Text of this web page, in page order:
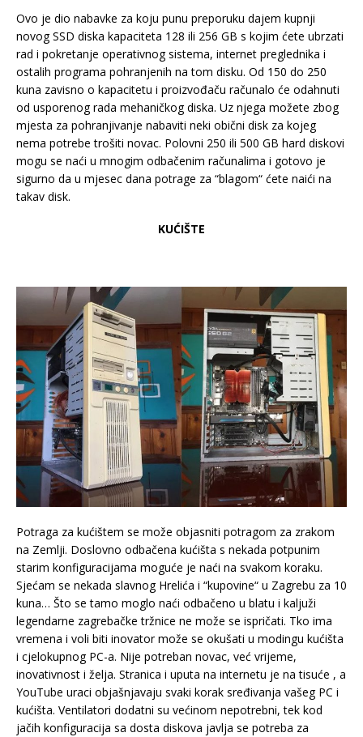
Ovo je dio nabavke za koju punu preporuku dajem kupnji
novog SSD diska kapaciteta 128 ili 256 GB s kojim ćete ubrzati
rad i pokretanje operativnog sistema, internet preglednika i
ostalih programa pohranjenih na tom disku. Od 150 do 250
kuna zavisno o kapacitetu i proizvođaču računalo će odahnuti
od usporenog rada mehaničkog diska. Uz njega možete zbog
mjesta za pohranjivanje nabaviti neki obični disk za kojeg
nema potrebe trošiti novac. Polovni 250 ili 500 GB hard diskovi
mogu se naći u mnogim odbačenim računalima i gotovo je
sigurno da u mjesec dana potrage za “blagom“ ćete naići na
takav disk.
KUĆIŠTE
Potraga za kućištem se može objasniti potragom za zrakom
na Zemlji. Doslovno odbačena kućišta s nekada potpunim
starim konfiguracijama moguće je naći na svakom koraku.
Sjećam se nekada slavnog Hrelića i “kupovine“ u Zagrebu za 10
kuna… Što se tamo moglo naći odbačeno u blatu i kaljuži
legendarne zagrebačke tržnice ne može se ispričati. Tko ima
vremena i voli biti inovator može se okušati u modingu kućišta
i cjelokupnog PC-a. Nije potreban novac, već vrijeme,
inovativnost i želja. Stranica i uputa na internetu je na tisuće , a
YouTube uraci objašnjavaju svaki korak sređivanja vašeg PC i
kućišta. Ventilatori dodatni su većinom nepotrebni, tek kod
jačih konfiguracija sa dosta diskova javlja se potreba za